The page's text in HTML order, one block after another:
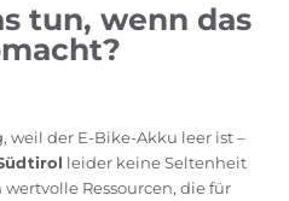
tun, wenn das
weil der E-Bike-Akku leer ist –
leider keine Seltenheit
Ressourcen, die für